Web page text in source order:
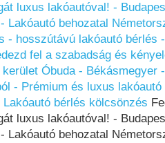
luxus lakóautóval! -
Lakóautó behozatal
- hosszútávú lakóautó bérlés
fel a szabadság és
Óbuda - Békásmegyer
- Prémium és luxus
bérlés kölcsönzés
luxus lakóautóval! -
Lakóautó behozatal